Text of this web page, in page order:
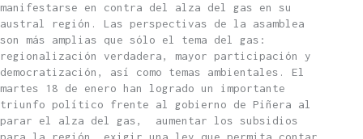
manifestarse en contra del alza del gas en su
austral región. Las perspectivas de la asamblea
son más amplias que sólo el tema del gas:
regionalización verdadera, mayor participación y
democratización, así como temas ambientales. El
martes 18 de enero han logrado un importante
triunfo político frente al gobierno de Piñera al
parar el alza del gas, aumentar los subsidios